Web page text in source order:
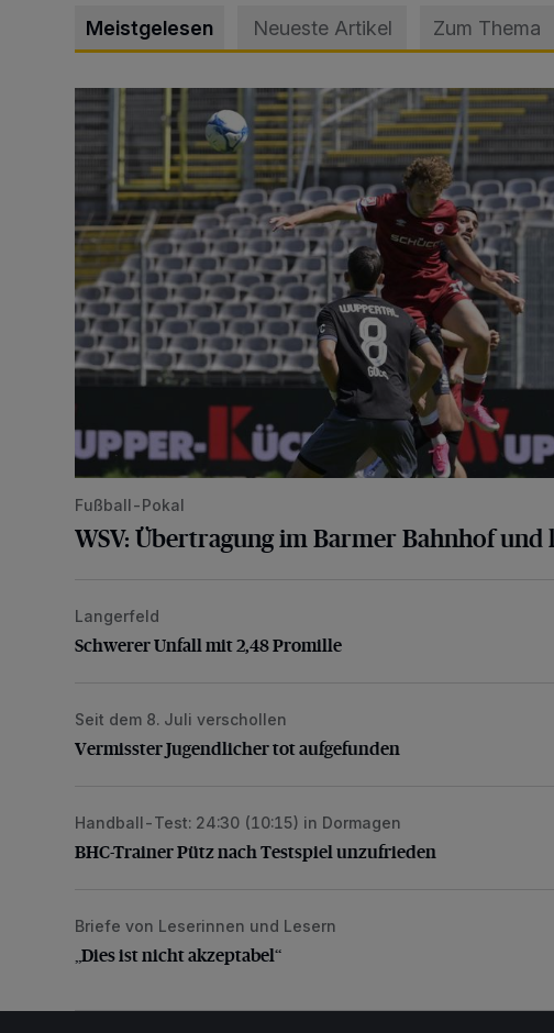
Meistgelesen Neueste Artikel Zum Thema
WSV: Übertragung im Barmer Bahnhof und klare Ansage
Fußball-Pokal
WSV: Übertragung im Barmer Bahnhof und
Schwerer Unfall mit 2,48 Promille
Langerfeld
Schwerer Unfall mit 2,48 Promille
Vermisster Jugendlicher tot aufgefunden
Seit dem 8. Juli verschollen
Vermisster Jugendlicher tot aufgefunden
BHC-Trainer Pütz nach Testspiel unzufrieden
Handball-Test: 24:30 (10:15) in Dormagen
BHC-Trainer Pütz nach Testspiel unzufrieden
„Dies ist nicht akzeptabel“
Briefe von Leserinnen und Lesern
„Dies ist nicht akzeptabel“